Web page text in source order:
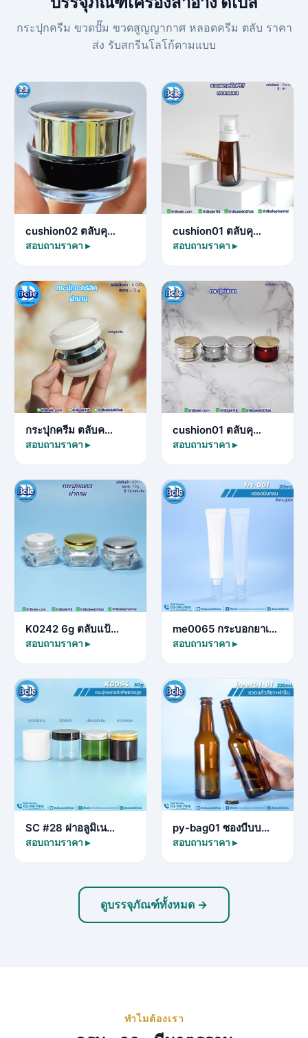
กระปุกครีม ขวดปั๊ม ขวดสูญญากาศ หลอดครีม ตลับ ราคา
ส่ง รับสกรีนโลโก้ตามแบบ
cushion02 ตลับคุ…
สอบถามราคา ▸
cushion01 ตลับคุ…
สอบถามราคา ▸
กระปุกครีม ตลับค…
สอบถามราคา ▸
cushion01 ตลับคุ…
สอบถามราคา ▸
K0242 6g ตลับแป้…
สอบถามราคา ▸
me0065 กระบอกยาเ…
สอบถามราคา ▸
SC #28 ฝาอลูมิเน…
สอบถามราคา ▸
py-bag01 ซองบีบบ…
สอบถามราคา ▸
ดูบรรจุภัณฑ์ทั้งหมด →
ทำไมต้องเรา